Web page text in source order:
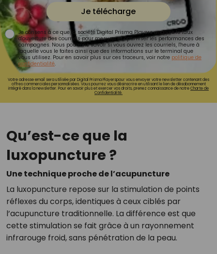
Je télécharge
Je consens à ce que la société Digital Prisma Players analyse le taux
d'ouverture des courriels pour mesurer et optimiser les performances des
campagnes. Nous pourrons savoir si vous ouvrez les courriels, l'heure à
laquelle vous le faites ainsi que des informations sur le terminal que
vous utilisez. Pour en savoir plus sur ces traceurs, voir notre politique de
confidentialité.
Votre adresse email sera utilisée par Digital Prisma Playerspour vous envoyer votre newsletter contenant des
offres commerciales personnalisées. Vous pourrez vous désinscrire en utilisant le lien de désabonnement
intégré dans la newsletter. Pour en savoir plus et exercer vos droits, prenez connaissance de notreCharte de
Confidentialité.
Qu’est-ce que la
luxopuncture ?
Une technique proche de l’acupuncture
La luxopuncture repose sur la stimulation de points
réflexes du corps, identiques à ceux ciblés par
l’acupuncture traditionnelle. La différence est que
cette stimulation se fait grâce à un rayonnement
infrarouge froid, sans pénétration de la peau.